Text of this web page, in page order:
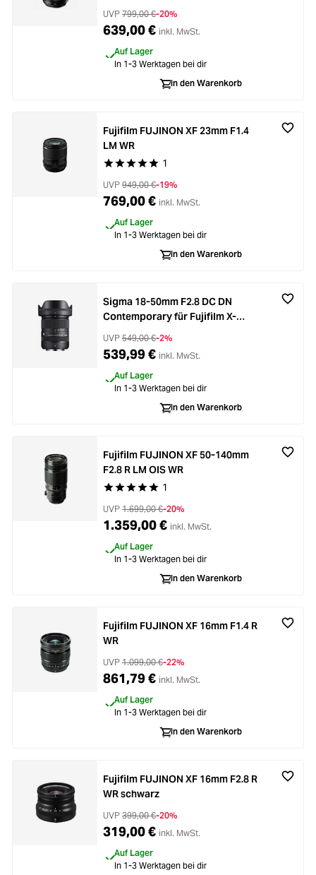
UVP 799,00 €-20%
639,00 € inkl. MwSt.
Auf Lager
In 1-3 Werktagen bei dir
In den Warenkorb
Durchschnittliche Bewertung von 5 von 5
1
Fujifilm FUJINON XF 23mm F1.4
LM WR
UVP 949,00 €-19%
769,00 € inkl. MwSt.
Auf Lager
In 1-3 Werktagen bei dir
In den Warenkorb
Sigma 18-50mm F2.8 DC DN
Contemporary für Fujifilm X-
UVP 549,00 €-2%
539,99 € inkl. MwSt.
Auf Lager
In 1-3 Werktagen bei dir
In den Warenkorb
Durchschnittliche Bewertung von 5 von 5
1
Fujifilm FUJINON XF 50-140mm
F2.8 R LM OIS WR
UVP 1.699,00 €-20%
1.359,00 € inkl. MwSt.
Auf Lager
In 1-3 Werktagen bei dir
In den Warenkorb
Fujifilm FUJINON XF 16mm F1.4 R
WR
UVP 1.099,00 €-22%
861,79 € inkl. MwSt.
Auf Lager
In 1-3 Werktagen bei dir
In den Warenkorb
Fujifilm FUJINON XF 16mm F2.8 R
WR schwarz
UVP 399,00 €-20%
319,00 € inkl. MwSt.
Auf Lager
In 1-3 Werktagen bei dir